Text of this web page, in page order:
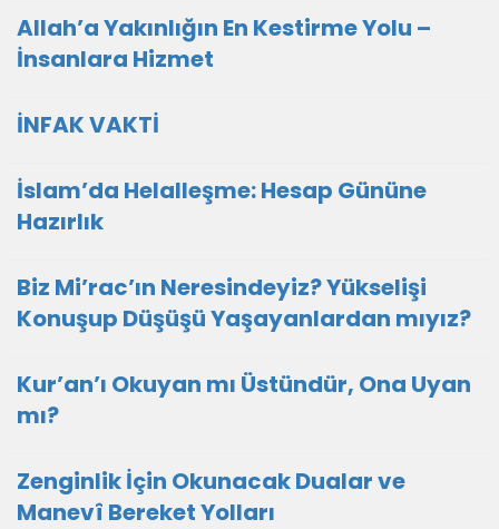
Allah’a Yakınlığın En Kestirme Yolu –
İnsanlara Hizmet
İNFAK VAKTİ
İslam’da Helalleşme: Hesap Gününe
Hazırlık
Biz Mi’rac’ın Neresindeyiz? Yükselişi
Konuşup Düşüşü Yaşayanlardan mıyız?
Kur’an’ı Okuyan mı Üstündür, Ona Uyan
mı?
Zenginlik İçin Okunacak Dualar ve
Manevî Bereket Yolları